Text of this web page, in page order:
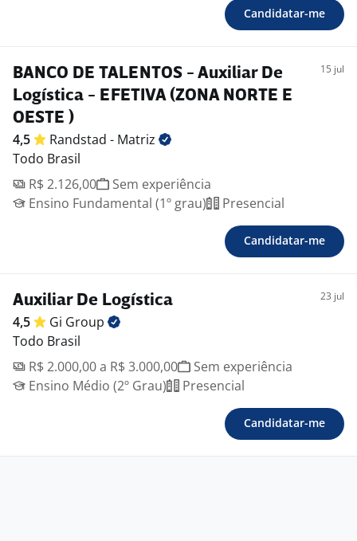
Candidatar-me
BANCO DE TALENTOS - Auxiliar De
Logística - EFETIVA (ZONA NORTE E
OESTE )
15 jul
4,5 Randstad - Matriz
Todo Brasil
R$ 2.126,00
Sem experiência
Ensino Fundamental (1º grau)
Presencial
Candidatar-me
Auxiliar De Logística 23 jul
4,5 Gi Group
Todo Brasil
R$ 2.000,00 a R$ 3.000,00
Sem experiência
Ensino Médio (2º Grau)
Presencial
Candidatar-me